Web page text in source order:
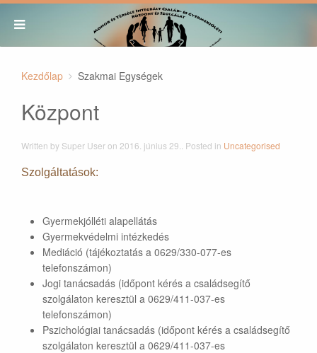
Kezdőlap Szakmai Egységek
Központ
Written by Super User on 2016. június 29. . Posted in Uncategorised
Szolgáltatások:
Gyermekjólléti alapellátás
Gyermekvédelmi intézkedés
Mediáció (tájékoztatás a 0629/330-077-es
telefonszámon)
Jogi tanácsadás (időpont kérés a családsegítő
szolgálaton keresztül a 0629/411-037-es
telefonszámon)
Pszichológiai tanácsadás (időpont kérés a családsegítő
szolgálaton keresztül a 0629/411-037-es